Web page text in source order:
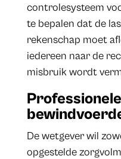
controlesysteem
te bepalen dat de
rekenschap moet
iedereen naar de
misbruik wordt
De wetgever wil
opgestelde